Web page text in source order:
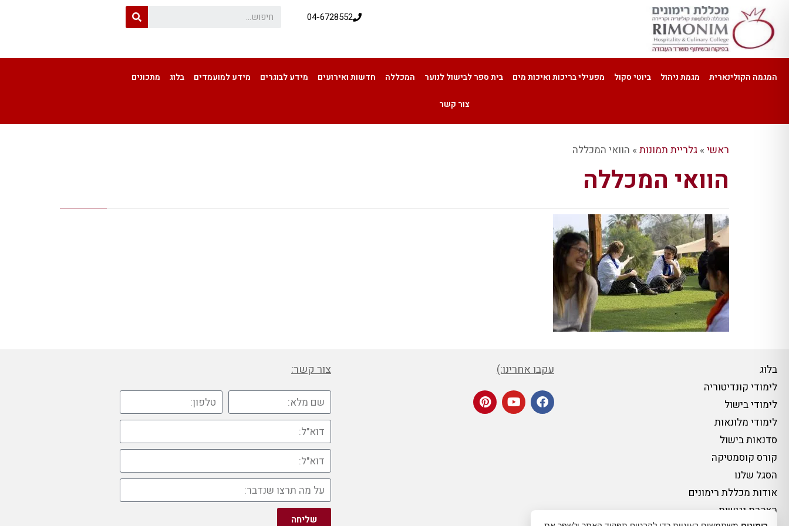
04-6728552
המגמה הקולינארית מגמת ניהול ביוטי סקול מפעילי בריכות ואיכות מים בית ספר לבישול לנוער המכללה חדשות ואירועים מידע לבוגרים מידע למועמדים בלוג מתכונים
צור קשר
ראשי » גלריית תמונות » הוואי המכללה
הוואי המכללה
בלוג
לימודי קונדיטוריה
לימודי בישול
לימודי מלונאות
סדנאות בישול
קורס קוסמטיקה
הסגל שלנו
אודות מכללת רימונים
הצהרת נגישות
עקבו אחרינו:) צור קשר:
שליחה